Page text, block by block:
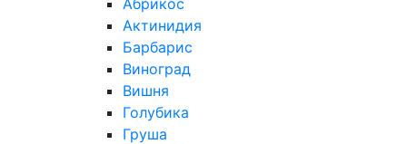
Абрикос
Актинидия
Барбарис
Виноград
Вишня
Голубика
Груша